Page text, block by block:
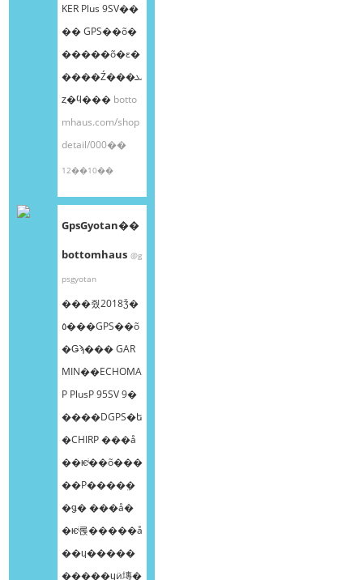
KER Plus 9SV��
�� GPS��õ�
�����õ�ε�
����Ź���ܥ
ȥ�ϥ��� botto
mhaus.com/shop
detail/000��
12��10��
GpsGyotan��
bottomhaus @g
psgyotan
���줬2018ǯ�
٥���GPS��õ
�Ǥϡ��� GAR
MIN��ECHOMA
P PlusP 95SV 9�
����DGPS�ե
�CHIRP ���å
��ѥͥ��õ���
��Ρ����ܸ�
�ǥ� ���å�
�ѥͥ롡�����å
��ɥ�����
�����ɥӥ塼�